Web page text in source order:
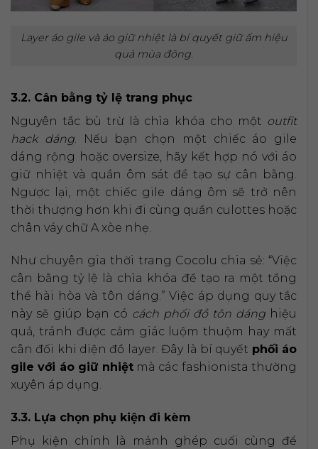
Layer áo gile và áo giữ nhiệt là bí quyết giữ ấm hiệu
quả mùa đông.
3.2. Cân bằng tỷ lệ trang phục
Nguyên tắc bù trừ là chìa khóa cho một outfit
hack dáng. Nếu bạn chọn một chiếc áo gile
dáng rộng hoặc oversize, hãy kết hợp nó với áo
giữ nhiệt và quần ôm sát để tạo sự cân bằng.
Ngược lại, một chiếc gile dáng ôm sẽ trở nên
thời thượng hơn khi đi cùng quần culottes hoặc
chân váy chữ A xòe nhẹ.
Như chuyên gia thời trang Cocolu chia sẻ: “Việc
cân bằng tỷ lệ là chìa khóa để tạo ra một tổng
thể hài hòa và tôn dáng.” Việc áp dụng quy tắc
này sẽ giúp bạn có cách phối đồ tôn dáng hiệu
quả, tránh được cảm giác luộm thuộm hay mất
cân đối khi diện đồ layer. Đây là bí quyết phối áo
gile với áo giữ nhiệtmà các fashionista thường
xuyên áp dụng.
3.3. Lựa chọn phụ kiện đi kèm
Phụ kiện chính là mảnh ghép cuối cùng để